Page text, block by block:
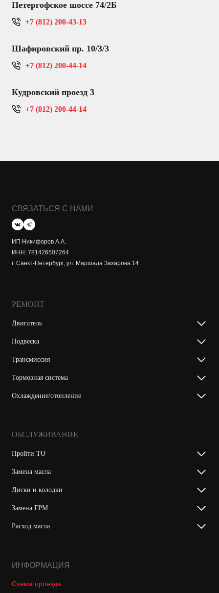
Петергофское шоссе 74/2Б
+7 (812) 200-43-13
Шафировский пр. 10/3/3
+7 (812) 200-44-14
Кудровский проезд 3
+7 (812) 200-44-14
СВЯЗАТЬСЯ С НАМИ
ИП Никифоров А.А.
ИНН: 781426507264
г. Санкт-Петербург, ул. Маршала Захарова 14
РЕМОНТ
Двигатель
Подвеска
Трансмиссия
Тормозная система
Охлаждение/отопление
ОБСЛУЖИВАНИЕ
Пройти ТО
Замена масла
Диски и колодки
Замена ГРМ
Расход масла
ИНФОРМАЦИЯ
Схема проезда